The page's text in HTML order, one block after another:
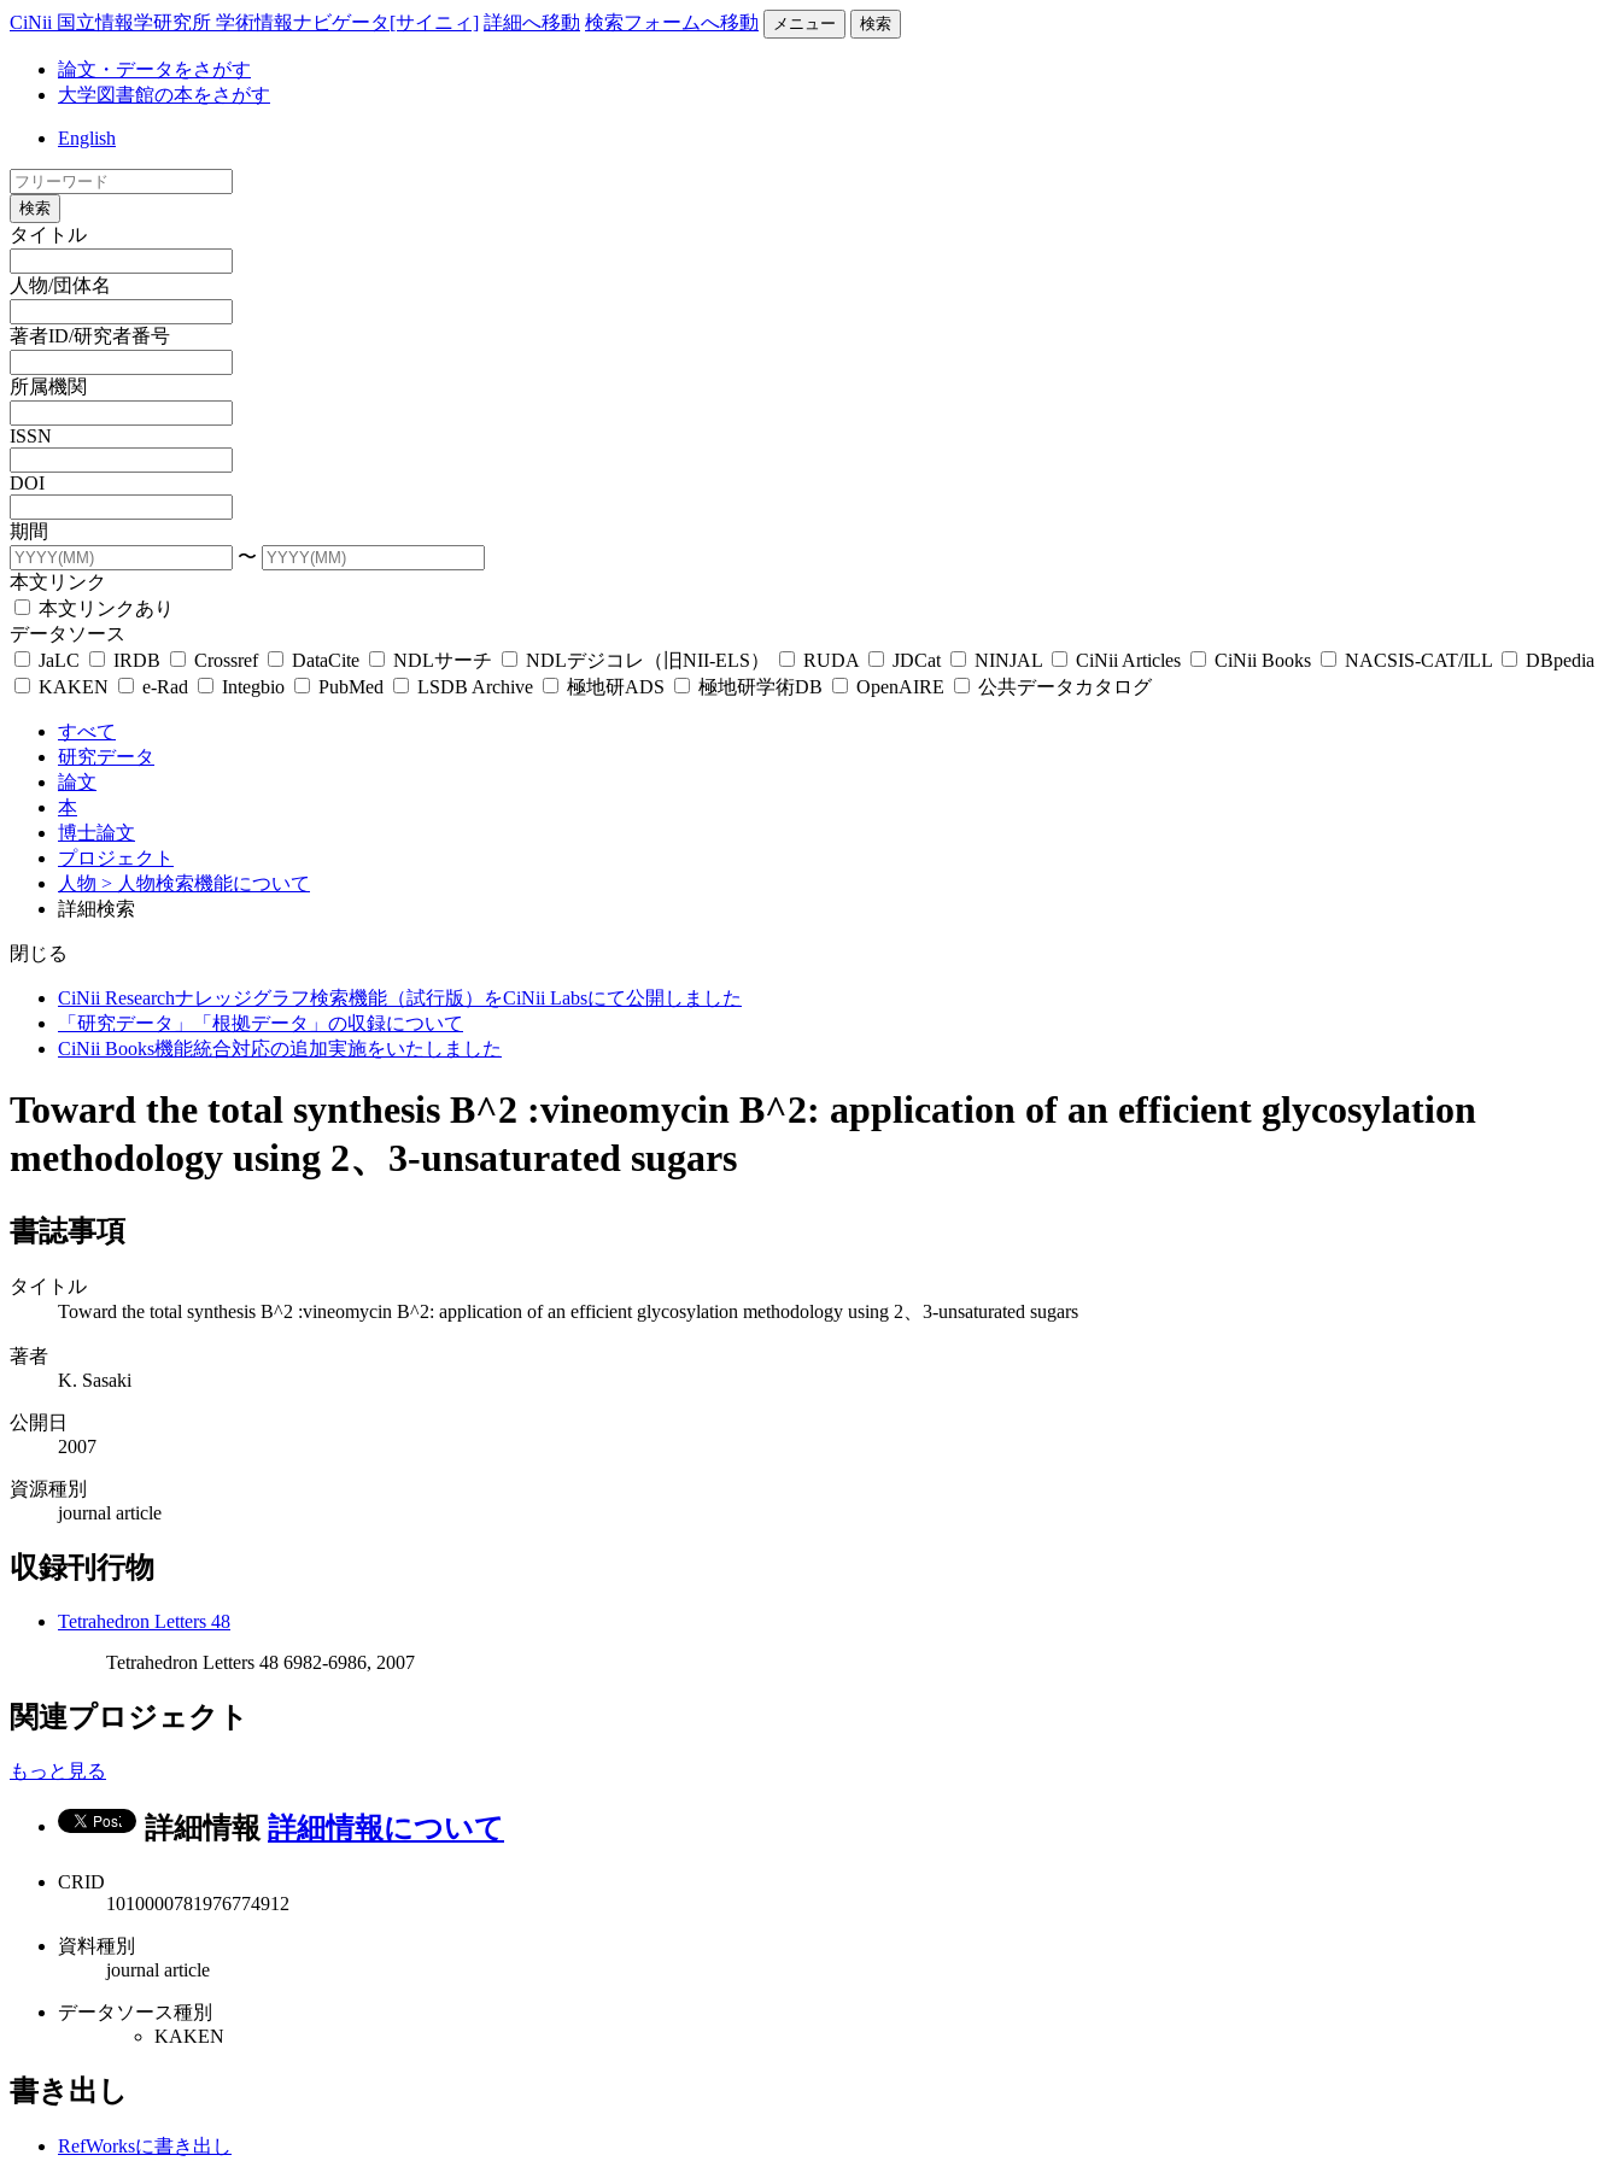
CiNii 国立情報学研究所 学術情報ナビゲータ[サイニィ] 詳細へ移動 検索フォームへ移動 メニュー 検索
論文・データをさがす
大学図書館の本をさがす
English
検索
タイトル
人物/団体名
著者ID/研究者番号
所属機関
ISSN
DOI
期間
〜
本文リンク
本文リンクあり
データソース
JaLC
IRDB Crossref DataCite NDLサーチ NDLデジコレ（旧NII-ELS） RUDA JDCat NINJAL CiNii Articles CiNii Books NACSIS-CAT/ILL
DBpedia
KAKEN
e-Rad Integbio PubMed LSDB Archive 極地研ADS 極地研学術DB OpenAIRE 公共データカタログ
すべて
研究データ
論文
本
博士論文
プロジェクト
人物 > 人物検索機能について
詳細検索
閉じる
CiNii Researchナレッジグラフ検索機能（試行版）をCiNii Labsにて公開しました
「研究データ」「根拠データ」の収録について
CiNii Books機能統合対応の追加実施をいたしました
Toward the total synthesis B^2 :vineomycin B^2: application of an efficient glycosylation
methodology using 2、3-unsaturated sugars
書誌事項
タイトル
Toward the total synthesis B^2 :vineomycin B^2: application of an efficient glycosylation methodology using 2、3-unsaturated sugars
著者
K. Sasaki
公開日
2007
資源種別
journal article
収録刊行物
Tetrahedron Letters 48
Tetrahedron Letters 48 6982-6986, 2007
関連プロジェクト
もっと見る
詳細情報 詳細情報について
CRID
1010000781976774912
資料種別
journal article
データソース種別
KAKEN
書き出し
RefWorksに書き出し